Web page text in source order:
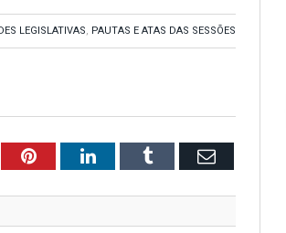
LEGISLATIVAS, PAUTAS E ATAS DAS SESSÕES
PinterestLinkedInTumblr Email